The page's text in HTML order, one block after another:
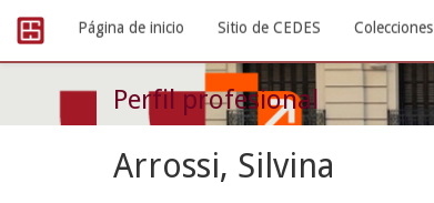
navigation
Página de inicio Sitio de CEDES Colecciones
Perfil profesional
Arrossi, Silvina